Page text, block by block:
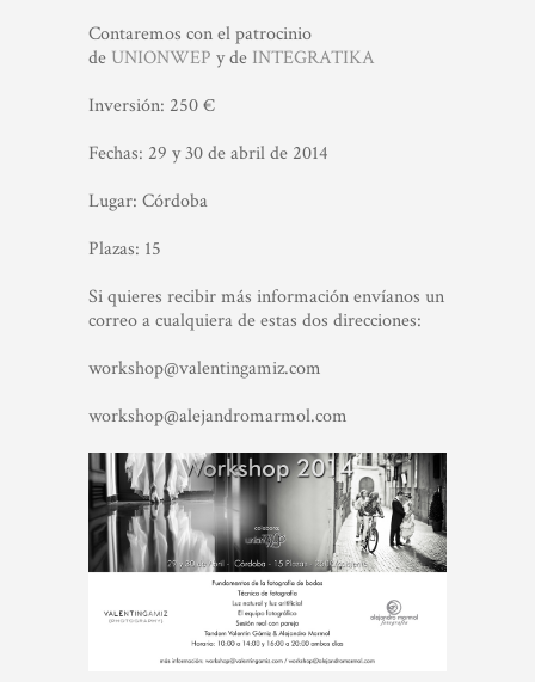
Contaremos con el patrocinio
de UNIONWEP y de INTEGRATIKA
Inversión: 250 €
Fechas: 29 y 30 de abril de 2014
Lugar: Córdoba
Plazas: 15
Si quieres recibir más información envíanos un
correo a cualquiera de estas dos direcciones:
workshop@valentingamiz.com
workshop@alejandromarmol.com